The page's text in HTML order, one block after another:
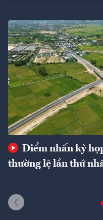
Điểm nhấn kỳ
thường lệ lần thứ